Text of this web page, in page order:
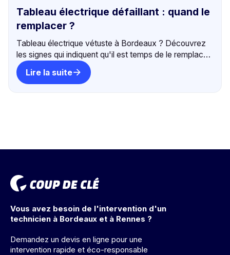
Tableau électrique défaillant : quand le
remplacer ?
Tableau électrique vétuste à Bordeaux ? Découvrez
les signes qui indiquent qu'il est temps de le remplacer.
Intervention sous 24h, tarif fixe. +500 avis 5⭐.
Lire la suite
Vous avez besoin de l'intervention d'un
technicien à Bordeaux et à Rennes ?
Demandez un devis en ligne pour une
intervention rapide et éco-responsable